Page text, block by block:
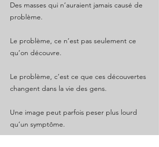
Des masses qui n’auraient jamais causé de
problème.
Le problème, ce n’est pas seulement ce
qu’on découvre.
Le problème, c’est ce que ces découvertes
changent dans la vie des gens.
Une image peut parfois peser plus lourd
qu’un symptôme.